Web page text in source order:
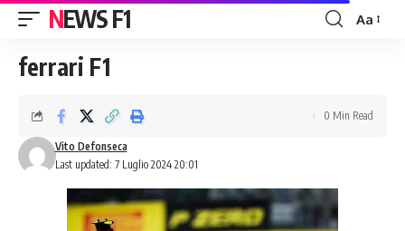
NEWS F1
Font
Aa
ferrari F1
Last updated: 7 Luglio 2024 20:01
Vito Defonseca
0 Min Read